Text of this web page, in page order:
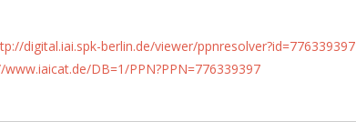
digital.iai.spk-berlin.de/viewer/ppnresolver?id=776339397
DB=1/PPN?PPN=776339397